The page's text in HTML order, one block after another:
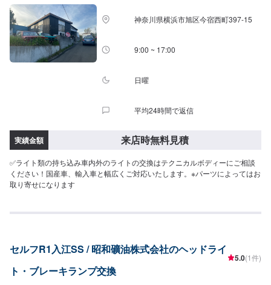
神奈川県横浜市旭区今宿西町397-15
9:00 ~ 17:00
日曜
平均24時間で返信
実績金額 来店時無料見積
✅ライト類の持ち込み車内外のライトの交換はテクニカルボディーにご相談
ください！国産車、輸入車と幅広くご対応いたします。※パーツによってはお
取り寄せになります
セルフR1入江SS / 昭和礦油株式会社のヘッドライ
ト・ブレーキランプ交換
5.0(1件)